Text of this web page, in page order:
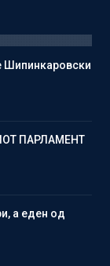
Шипинкаровски
ПАРЛАМЕНТ
а еден од